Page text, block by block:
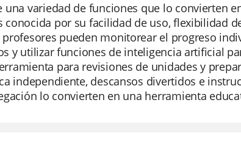
una variedad de funciones que lo convierten
conocida por su facilidad de uso, flexibilidad
profesores pueden monitorear el progreso
y utilizar funciones de inteligencia artificial
para revisiones de unidades y
independiente, descansos divertidos e
lo convierten en una herramienta